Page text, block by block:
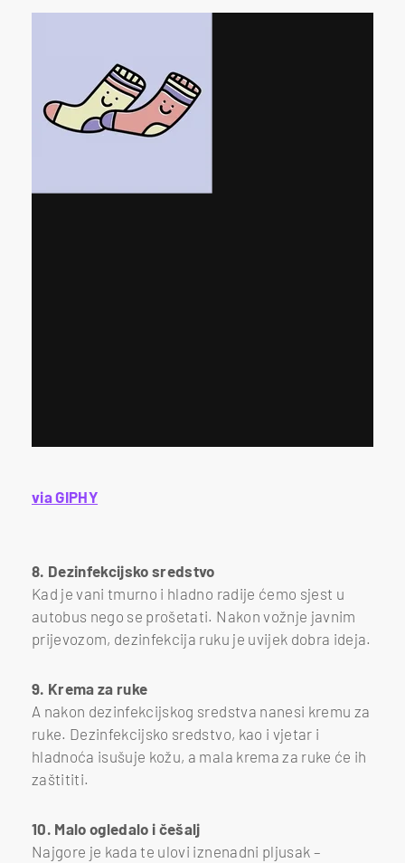
via GIPHY
8. Dezinfekcijsko sredstvo
Kad je vani tmurno i hladno radije ćemo sjest u
autobus nego se prošetati. Nakon vožnje javnim
prijevozom, dezinfekcija ruku je uvijek dobra ideja.
9. Krema za ruke
A nakon dezinfekcijskog sredstva nanesi kremu za
ruke. Dezinfekcijsko sredstvo, kao i vjetar i
hladnoća isušuje kožu, a mala krema za ruke će ih
zaštititi.
10. Malo ogledalo i češalj
Najgore je kada te ulovi iznenadni pljusak –